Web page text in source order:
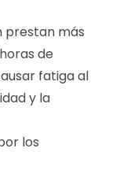
prestan más
de
fatiga al
y la
los